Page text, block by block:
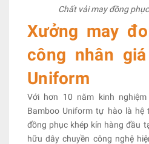
Chất vải may đồng
Xưởng may
công nhân
Uniform
Với hơn 10 năm kinh
Bamboo Uniform tự hào là hệ
đồng phục khép kín hàng đầu
hữu dây chuyền công nghệ